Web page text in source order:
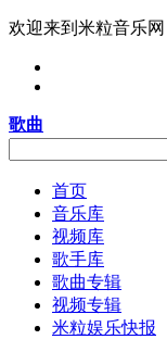
欢迎来到米粒音乐网
歌曲
首页
音乐库
视频库
歌手库
歌曲专辑
视频专辑
米粒娱乐快报